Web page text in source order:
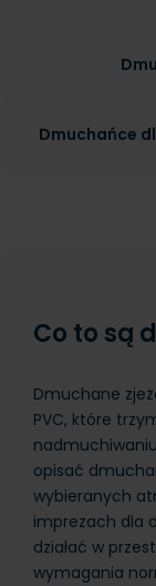
Dmuchańce
Co to są
Dmuchane
PVC, które
opisać
wybieranych
imprezach dla
działać w
wymagania